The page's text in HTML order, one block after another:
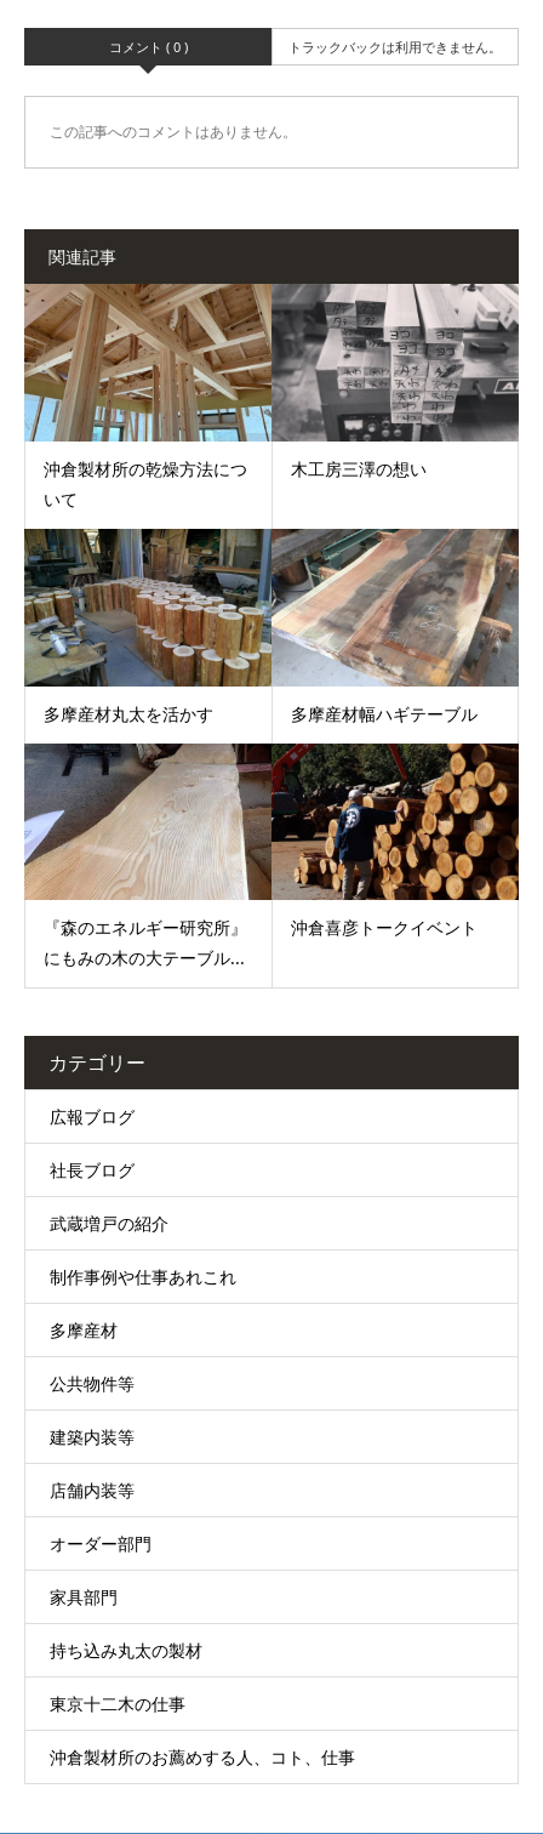
コメント ( 0 ) トラックバックは利用できません。
この記事へのコメントはありません。
関連記事
沖倉製材所の乾燥方法につ
いて
木工房三澤の想い
多摩産材丸太を活かす 多摩産材幅ハギテーブル
『森のエネルギー研究所』
にもみの木の大テーブル...
沖倉喜彦トークイベント
カテゴリー
広報ブログ
社長ブログ
武蔵増戸の紹介
制作事例や仕事あれこれ
多摩産材
公共物件等
建築内装等
店舗内装等
オーダー部門
家具部門
持ち込み丸太の製材
東京十二木の仕事
沖倉製材所のお薦めする人、コト、仕事